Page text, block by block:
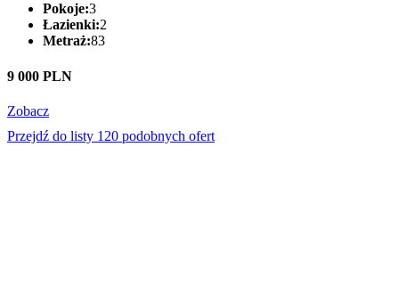
Pokoje:3
Łazienki:2
Metraż:83
9 000 PLN
Zobacz
Przejdź do listy 120 podobnych ofert